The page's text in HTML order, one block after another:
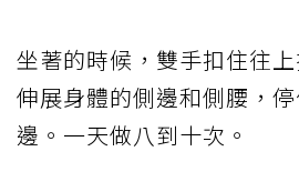
坐著的時候，雙手扣住往上
伸展身體的側邊和側腰，
邊。一天做八到十次。